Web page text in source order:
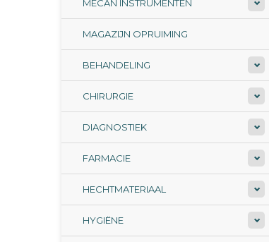
MECAN INSTRUMENTEN
MAGAZIJN OPRUIMING
BEHANDELING
CHIRURGIE
DIAGNOSTIEK
FARMACIE
HECHTMATERIAAL
HYGIËNE